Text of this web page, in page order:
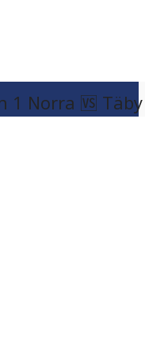
1 Norra 🆚